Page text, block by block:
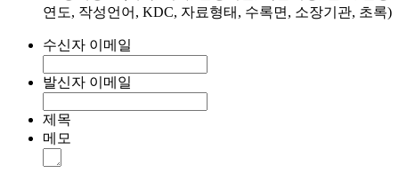
연도, 작성언어, KDC, 자료형태, 수록면, 소장기관, 초록)
수신자 이메일
발신자 이메일
제목
메모